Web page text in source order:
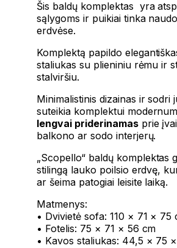
Šis baldų komplektas yra
sąlygoms ir puikiai tinka
erdvėse.
Komplektą papildo
staliukas su plieniniu rėmu ir
stalviršiu.
Minimalistinis dizainas ir sodri
suteikia komplektui
lengvai priderinamasprie
balkono ar sodo interjerų.
„Scopello“ baldų komplektas
stilingą lauko poilsio erdvę,
ar šeima patogiai leisite laiką.
Matmenys:
• Dvivietė sofa: 110 × 71 × 75
• Fotelis: 75 × 71 × 56 cm
• Kavos staliukas: 44,5 × 75